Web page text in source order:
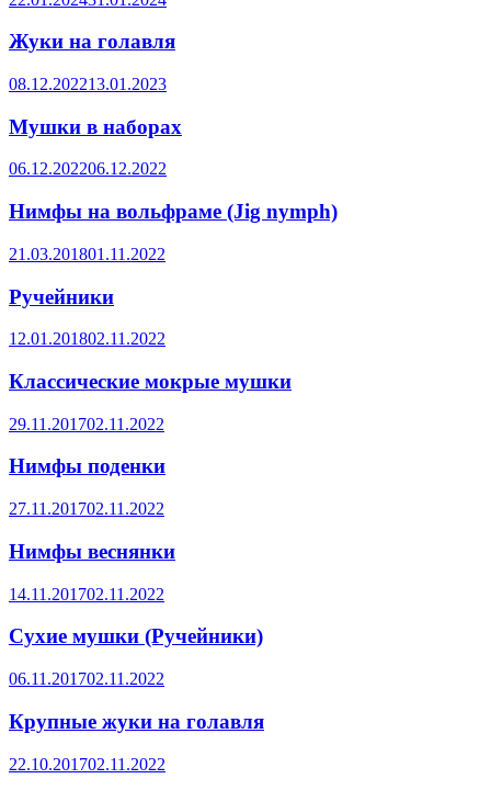
Жуки на голавля
08.12.202213.01.2023
Мушки в наборах
06.12.202206.12.2022
Нимфы на вольфраме (Jig nymph)
21.03.201801.11.2022
Ручейники
12.01.201802.11.2022
Классические мокрые мушки
29.11.201702.11.2022
Нимфы поденки
27.11.201702.11.2022
Нимфы веснянки
14.11.201702.11.2022
Сухие мушки (Ручейники)
06.11.201702.11.2022
Крупные жуки на голавля
22.10.201702.11.2022